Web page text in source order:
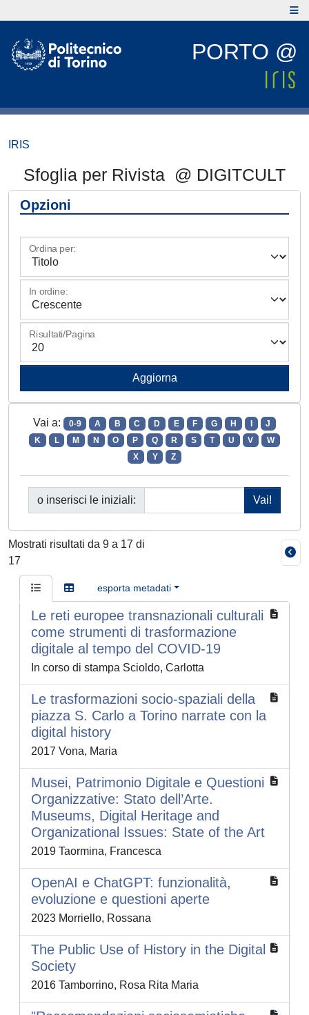
PORTO @
IRIS
Sfoglia per Rivista @ DIGITCULT
Opzioni
Ordina per:
In ordine:
Risultati/Pagina
Vai a: 0-9 A B C D E F G H
J
K
L M N O P Q R S T U V
W
X
Y Z
o inserisci le iniziali:
Mostrati risultati da 9 a 17 di
17
esporta metadati
Le reti europee transnazionali culturali
come strumenti di trasformazione
digitale al tempo del COVID-19
In corso di stampa Scioldo, Carlotta
Le trasformazioni socio-spaziali della
piazza S. Carlo a Torino narrate con la
digital history
2017 Vona, Maria
Musei, Patrimonio Digitale e Questioni
Organizzative: Stato dell’Arte.
Museums, Digital Heritage and
Organizational Issues: State of the Art
2019 Taormina, Francesca
OpenAI e ChatGPT: funzionalità,
evoluzione e questioni aperte
2023 Morriello, Rossana
The Public Use of History in the Digital
Society
2016 Tamborrino, Rosa Rita Maria